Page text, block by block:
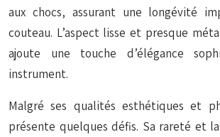
aux chocs, assurant une longévité
couteau. L’aspect lisse et presque
ajoute une touche d’élégance
instrument.
Malgré ses qualités esthétiques et
présente quelques défis. Sa rareté et